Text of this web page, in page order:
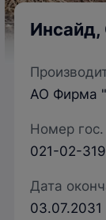
АО Фирма
Номер гос.
021-02-
Дата
03.07.2031